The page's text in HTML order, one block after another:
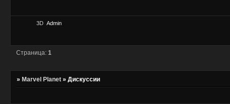
3D Admin
Страница:1
»Marvel Planet »Дискуссии